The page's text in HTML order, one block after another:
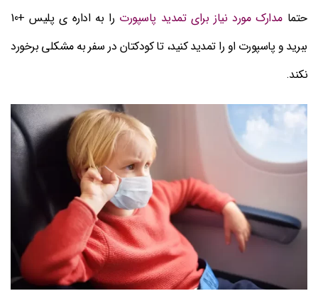
حتمامدارک مورد نیاز برای تمدید پاسپورت
را به اداره ی پلیس +10
ببرید و پاسپورت او را تمدید کنید، تا کودکتان در سفر به مشکلی برخورد
نکند.